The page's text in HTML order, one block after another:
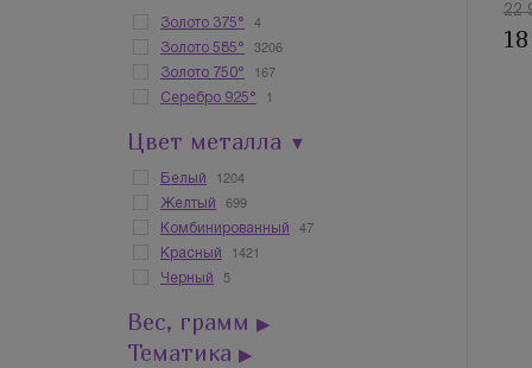
Золото 375° 4
Золото 585° 3206
Золото 750° 167
Серебро 925° 1
Цвет металла ▼
Белый 1204
Желтый 699
Комбинированный 47
Красный 1421
Черный 5
Вес, грамм ▶
Тематика ▶
22